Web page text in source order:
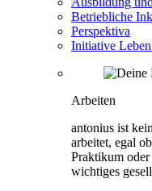
Betriebliche
Perspektiva
Initiative
Arbeiten
antonius ist
arbeitet, egal
Praktikum oder
wichtiges